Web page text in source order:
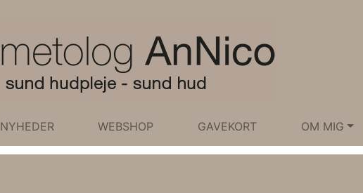
NYHEDER WEBSHOP GAVEKORT OM MIG